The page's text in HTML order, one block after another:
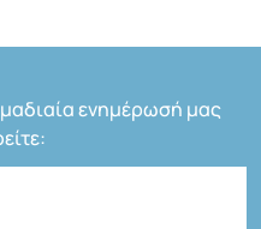
ενημέρωσή μας